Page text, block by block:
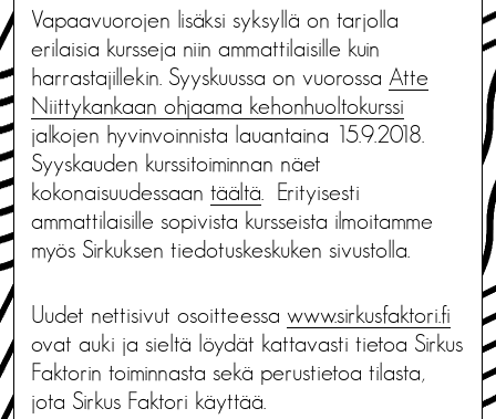
Vapaavuorojen lisäksi syksyllä on tarjolla
erilaisia kursseja niin ammattilaisille kuin
harrastajillekin. Syyskuussa on vuorossa Atte
Niittykankaan ohjaama kehonhuoltokurssi
jalkojen hyvinvoinnista lauantaina 15.9.2018.
Syyskauden kurssitoiminnan näet
kokonaisuudessaan täältä . Erityisesti
ammattilaisille sopivista kursseista ilmoitamme
myös Sirkuksen tiedotuskeskuken sivustolla.
Uudet nettisivut osoitteessa www.sirkusfaktori.fi
ovat auki ja sieltä löydät kattavasti tietoa Sirkus
Faktorin toiminnasta sekä perustietoa tilasta,
jota Sirkus Faktori käyttää.